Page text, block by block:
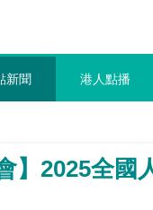
新聞 港人點播
】2025全